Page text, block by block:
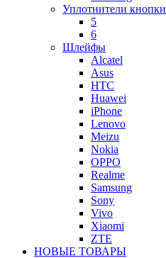
Уплотнители кнопки
5
6
Шлейфы
Alcatel
Asus
HTC
Huawei
iPhone
Lenovo
Meizu
Nokia
OPPO
Realme
Samsung
Sony
Vivo
Xiaomi
ZTE
НОВЫЕ ТОВАРЫ